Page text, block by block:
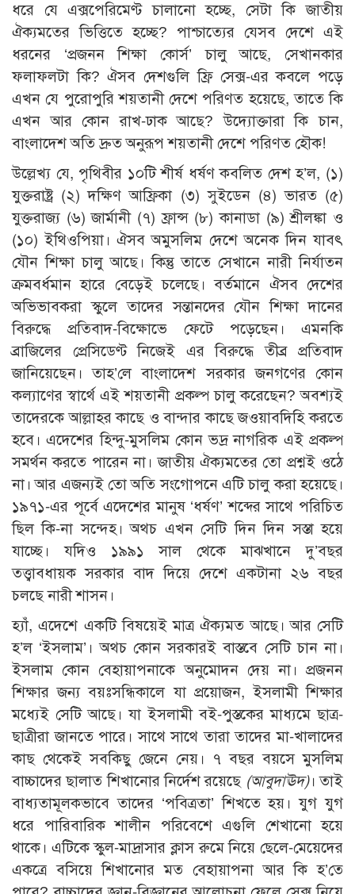
ধরে যে এক্সপেরিমেণ্ট চালানো হচ্ছে, সেটা কি জাতীয়
ঐক্যমতের ভিত্তিতে হচ্ছে? পাশ্চাত্যের যেসব দেশে এই
ধরনের ‘প্রজনন শিক্ষা কোর্স’ চালু আছে, সেখানকার
ফলাফলটা কি? ঐসব দেশগুলি ফ্রি সেক্স-এর কবলে পড়ে
এখন যে পুরোপুরি শয়তানী দেশে পরিণত হয়েছে, তাতে কি
এখন আর কোন রাখ-ঢাক আছে? উদ্যোক্তারা কি চান,
বাংলাদেশ অতি দ্রুত অনুরূপ শয়তানী দেশে পরিণত হৌক!
উল্লেখ্য যে, পৃথিবীর ১০টি শীর্ষ ধর্ষণ কবলিত দেশ হ’ল, (১)
যুক্তরাষ্ট্র (২) দক্ষিণ আফ্রিকা (৩) সুইডেন (৪) ভারত (৫)
যুক্তরাজ্য (৬) জার্মানী (৭) ফ্রান্স (৮) কানাডা (৯) শ্রীলঙ্কা ও
(১০) ইথিওপিয়া। ঐসব অমুসলিম দেশে অনেক দিন যাবৎ
যৌন শিক্ষা চালু আছে। কিন্তু তাতে সেখানে নারী নির্যাতন
ক্রমবর্ধমান হারে বেড়েই চলেছে। বর্তমানে ঐসব দেশের
অভিভাবকরা স্কুলে তাদের সন্তানদের যৌন শিক্ষা দানের
বিরুদ্ধে প্রতিবাদ-বিক্ষোভে ফেটে পড়েছেন। এমনকি
ব্রাজিলের প্রেসিডেণ্ট নিজেই এর বিরুদ্ধে তীব্র প্রতিবাদ
জানিয়েছেন। তাহ’লে বাংলাদেশ সরকার জনগণের কোন
কল্যাণের স্বার্থে এই শয়তানী প্রকল্প চালু করেছেন? অবশ্যই
তাদেরকে আল্লাহর কাছে ও বান্দার কাছে জওয়াবদিহি করতে
হবে। এদেশের হিন্দু-মুসলিম কোন ভদ্র নাগরিক এই প্রকল্প
সমর্থন করতে পারেন না। জাতীয় ঐক্যমতের তো প্রশ্নই ওঠে
না। আর এজন্যই তো অতি সংগোপনে এটি চালু করা হয়েছে।
১৯৭১-এর পূর্বে এদেশের মানুষ ‘ধর্ষণ’ শব্দের সাথে পরিচিত
ছিল কি-না সন্দেহ। অথচ এখন সেটি দিন দিন সস্তা হয়ে
যাচ্ছে। যদিও ১৯৯১ সাল থেকে মাঝখানে দু’বছর
তত্ত্বাবধায়ক সরকার বাদ দিয়ে দেশে একটানা ২৬ বছর
চলছে নারী শাসন।
হ্যাঁ, এদেশে একটি বিষয়েই মাত্র ঐক্যমত আছে। আর সেটি
হ’ল ‘ইসলাম’। অথচ কোন সরকারই বাস্তবে সেটি চান না।
ইসলাম কোন বেহায়াপনাকে অনুমোদন দেয় না। প্রজনন
শিক্ষার জন্য বয়ঃসন্ধিকালে যা প্রয়োজন, ইসলামী শিক্ষার
মধ্যেই সেটি আছে। যা ইসলামী বই-পুস্তকের মাধ্যমে ছাত্র-
ছাত্রীরা জানতে পারে। সাথে সাথে তারা তাদের মা-খালাদের
কাছ থেকেই সবকিছু জেনে নেয়। ৭ বছর বয়সে মুসলিম
বাচ্চাদের ছালাত শিখানোর নির্দেশ রয়েছে (আবুদাঊদ)। তাই
বাধ্যতামূলকভাবে তাদের ‘পবিত্রতা’ শিখতে হয়। যুগ যুগ
ধরে পারিবারিক শালীন পরিবেশে এগুলি শেখানো হয়ে
থাকে। এটিকে স্কুল-মাদ্রাসার ক্লাস রুমে নিয়ে ছেলে-মেয়েদের
একত্রে বসিয়ে শিখানোর মত বেহায়াপনা আর কি হ’তে